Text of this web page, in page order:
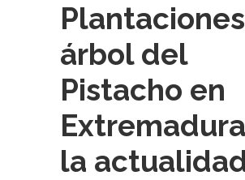
árbol del
Pistacho en
la